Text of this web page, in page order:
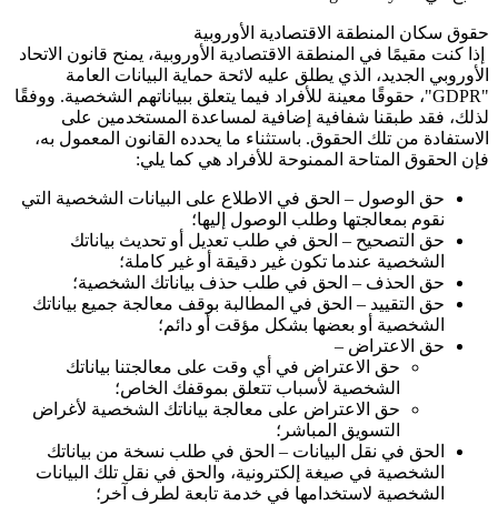
حقوق سكان المنطقة الاقتصادية الأوروبية
إذا كنت مقيمًا في المنطقة الاقتصادية الأوروبية، يمنح قانون الاتحاد
الأوروبي الجديد، الذي يطلق عليه لائحة حماية البيانات العامة
"GDPR"، حقوقًا معينة للأفراد فيما يتعلق ببياناتهم الشخصية. ووفقًا
لذلك، فقد طبقنا شفافية إضافية لمساعدة المستخدمين على
الاستفادة من تلك الحقوق. باستثناء ما يحدده القانون المعمول به،
فإن الحقوق المتاحة الممنوحة للأفراد هي كما يلي:
حق الوصول – الحق في الاطلاع على البيانات الشخصية التي
نقوم بمعالجتها وطلب الوصول إليها؛
حق التصحيح – الحق في طلب تعديل أو تحديث بياناتك
الشخصية عندما تكون غير دقيقة أو غير كاملة؛
حق الحذف – الحق في طلب حذف بياناتك الشخصية؛
حق التقييد – الحق في المطالبة بوقف معالجة جميع بياناتك
الشخصية أو بعضها بشكل مؤقت أو دائم؛
حق الاعتراض –
حق الاعتراض في أي وقت على معالجتنا بياناتك
الشخصية لأسباب تتعلق بموقفك الخاص؛
حق الاعتراض على معالجة بياناتك الشخصية لأغراض
التسويق المباشر؛
الحق في نقل البيانات – الحق في طلب نسخة من بياناتك
الشخصية في صيغة إلكترونية، والحق في نقل تلك البيانات
الشخصية لاستخدامها في خدمة تابعة لطرف آخر؛